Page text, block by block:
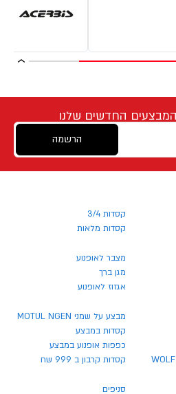
החדשים שלנו
הרשמה
קסדות 3/4
קסדות מלאות
מצבר לאופנוע
מגן ברך
אגזוז לאופנוע
מבצע על שמני MOTUL NGEN
קסדות במבצע
כפפות אופנוע במבצע
קסדות קרבון ב 999 שח
סניפים